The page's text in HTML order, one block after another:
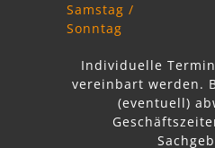
Samstag /
Sonntag
Individuelle
vereinbart werden.